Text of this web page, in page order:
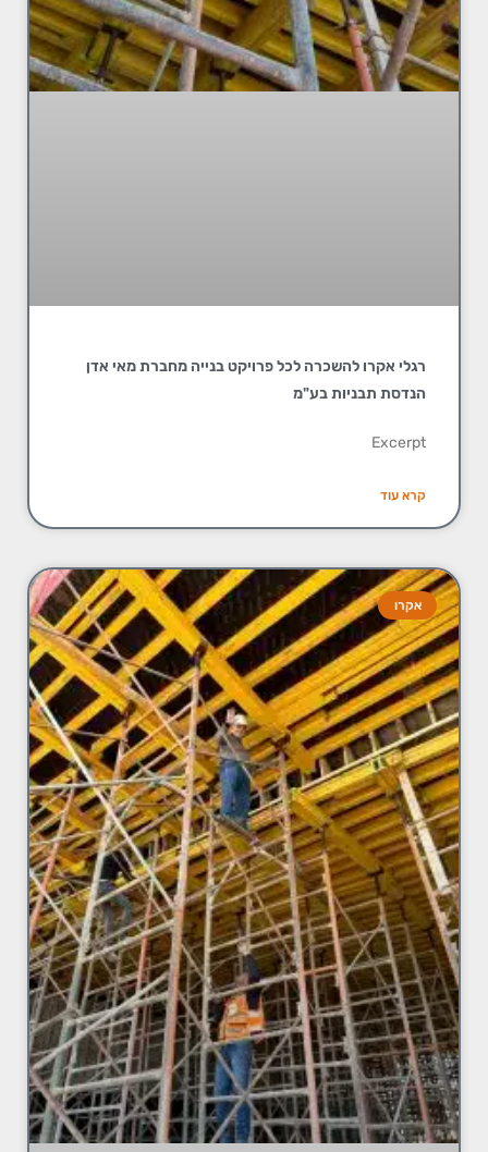
רגלי אקרו להשכרה לכל פרויקט בנייה מחברת מאי אדן
הנדסת תבניות בע"מ
Excerpt
קרא עוד
אקרו